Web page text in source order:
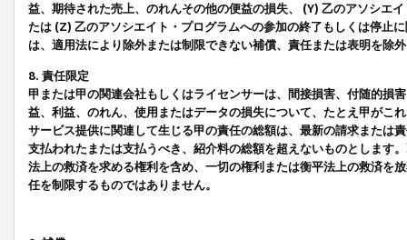
益、期待された売上、のれんその他の便益の損失、 (Y) 乙のアソシエ
たは (Z) 乙のアソシエイト・プログラムへの参加の終了もしくは停止
は、適用法により除外または制限できない補償、責任または表明を除
8. 責任限定
甲または甲の関連会社もしくはライセンサーは、間接損害、付随的損
益、利益、のれん、使用またはデータの損失について、たとえ甲がこ
サービス提供に関連して生じる甲の責任の総額は、最新の請求または
支払われたまたは支払うべき、紹介料の総額を超えないものとします
法上の救済を求める権利を含め、一切の権利または衡平法上の救済を
任を制限するものではありません。